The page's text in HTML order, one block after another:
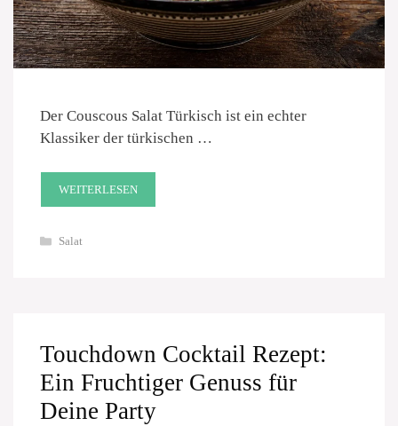
Der Couscous Salat Türkisch ist ein echter
Klassiker der türkischen …
WEITERLESEN
Kategorien
Salat
Touchdown Cocktail Rezept:
Ein Fruchtiger Genuss für
Deine Party